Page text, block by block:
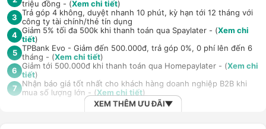
triệu đồng - (Xem chi tiết)
3 Trả góp 4 không, duyệt nhanh 10 phút, kỳ hạn tới 12 tháng với
công ty tài chính/thẻ tín dụng
4 Giảm 5% tối đa 500k khi thanh toán qua Spaylater - (Xem chi
tiết)
5 TPBank Evo - Giảm đến 500.000đ, trả góp 0%, 0 phí lên đến 6
tháng - (Xem chi tiết)
6 Giảm tới 500.000đ khi thanh toán qua Homepaylater - (Xem chi
tiết)
7
Nhận báo giá tốt nhất cho khách hàng doanh nghiệp B2B khi
mua số lượng lớn - (Xem chi tiết)
XEM THÊM ƯU ĐÃI